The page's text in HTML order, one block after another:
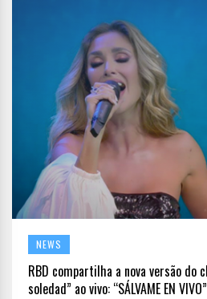
NEWS
RBD compartilha a nova versão do
soledad” ao vivo: “SÁLVAME EN VIVO”